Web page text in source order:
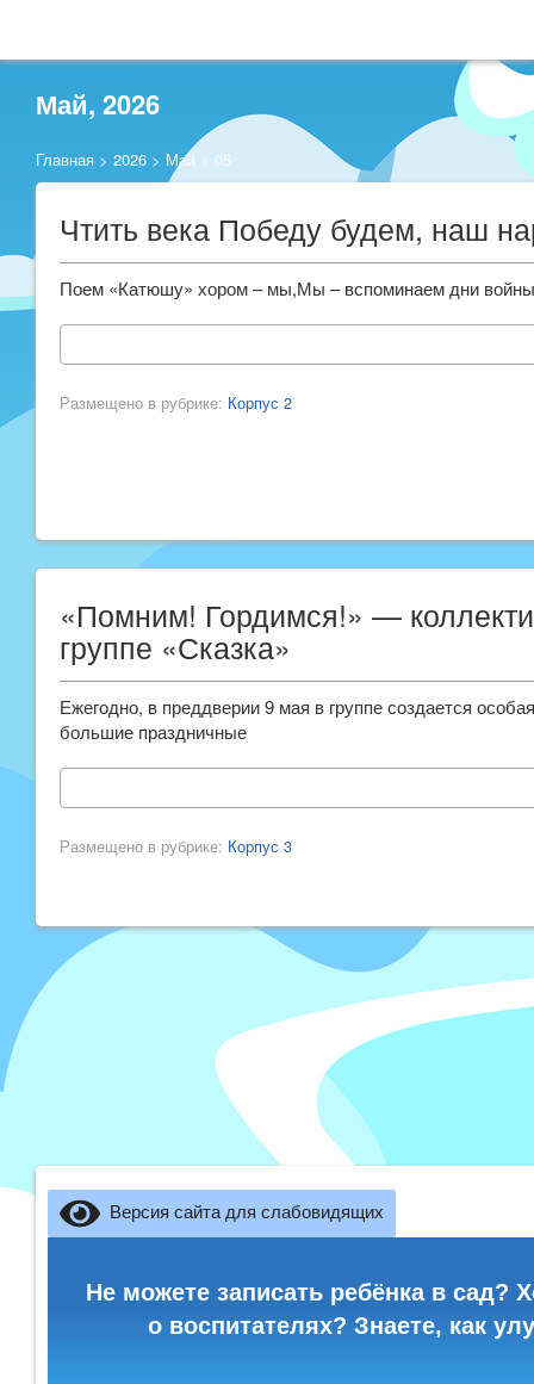
Май, 2026
Главная > 2026 > Май > 05
Чтить века Победу будем, наш
Поем «Катюшу» хором – мы,Мы – вспоминаем дни
Размещено в рубрике: Корпус 2
«Помним! Гордимся!» —
группе «Сказка»
Ежегодно, в преддверии 9 мая в группе создается
большие праздничные
Размещено в рубрике: Корпус 3
Версия сайта для слабовидящих
Не можете записать ребёнка в сад?
о воспитателях? Знаете, как